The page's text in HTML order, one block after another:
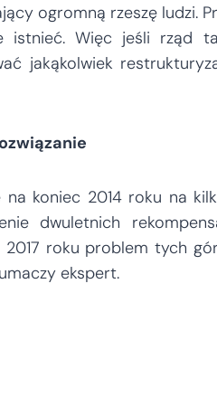
ogromną rzeszę ludzi.
Więc jeśli rząd
jakąkolwiek
koniec 2014 roku na
dwuletnich
roku problem tych
ekspert.